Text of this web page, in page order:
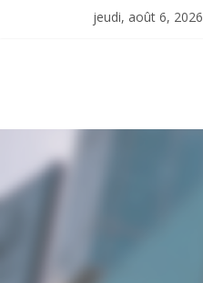
jeudi, août 6, 2026